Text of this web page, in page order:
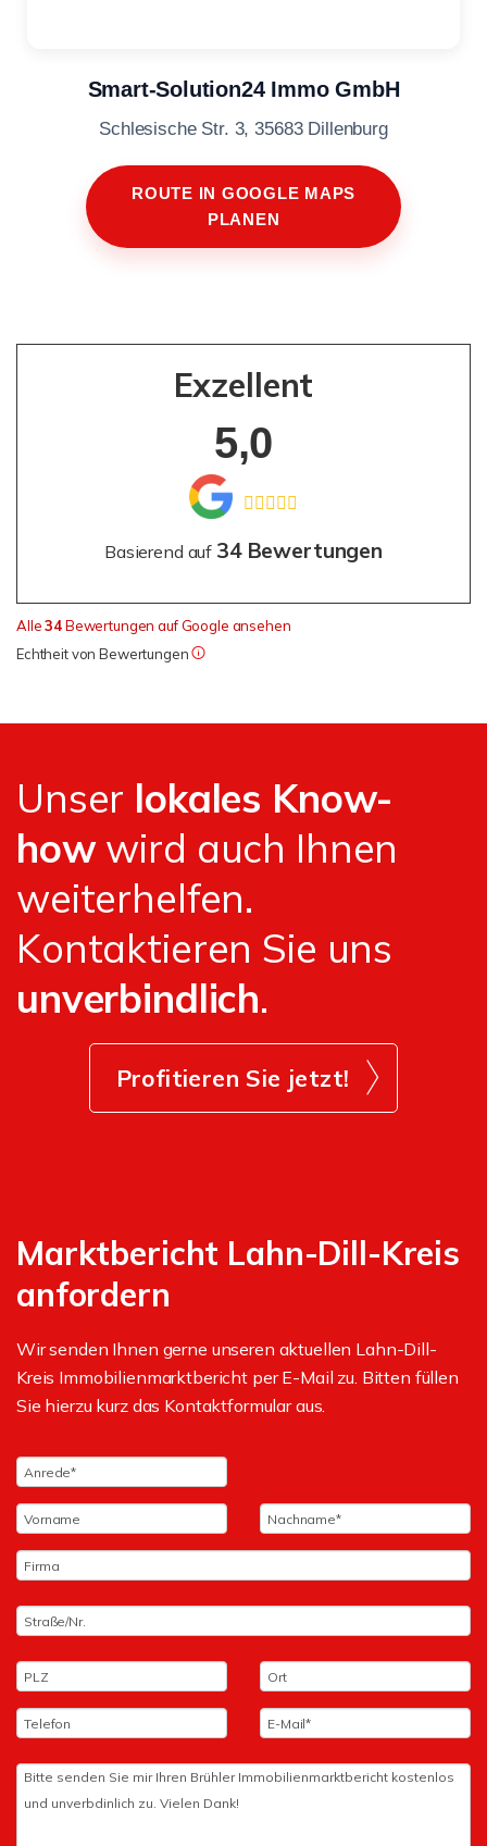
Smart-Solution24 Immo GmbH
Schlesische Str. 3, 35683 Dillenburg
ROUTE IN GOOGLE MAPS
PLANEN
5,0
Exzellent
Basierend auf 34 Bewertungen
Alle34Bewertungen auf Google ansehen
Echtheit von Bewertungen
Unser lokales Know-
howwird auch Ihnen
weiterhelfen.
Kontaktieren Sie uns
unverbindlich.
Profitieren Sie jetzt!
Marktbericht Lahn-Dill-Kreis
anfordern
Wir senden Ihnen gerne unseren aktuellen Lahn-Dill-
Kreis Immobilienmarktbericht per E-Mail zu. Bitten füllen
Sie hierzu kurz das Kontaktformular aus.